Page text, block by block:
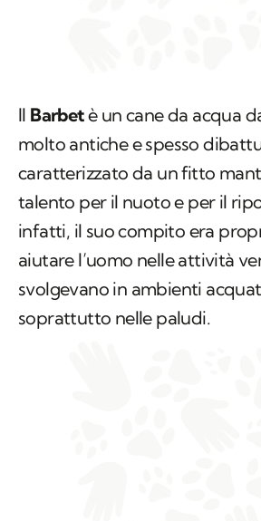
Il Barbetè un cane da acqua
molto antiche e spesso
caratterizzato da un fitto
talento per il nuoto e per il
infatti, il suo compito era
aiutare l’uomo nelle attività
svolgevano in ambienti
soprattutto nelle paludi.